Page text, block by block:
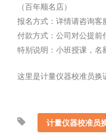
（百年顺名店）
报名方式：详情请咨询客
付款方式：公司对公提前
特别说明：小班授课，名
这里是计量仪器校准员换
计量仪器校准员